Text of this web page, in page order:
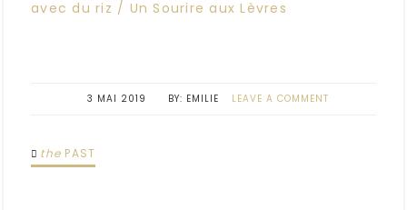
3 MAI 2019 EMILIE LEAVE A COMMENT
the PAST